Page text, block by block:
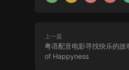
上一篇
粤语配音电影寻找快乐的
of Happyness